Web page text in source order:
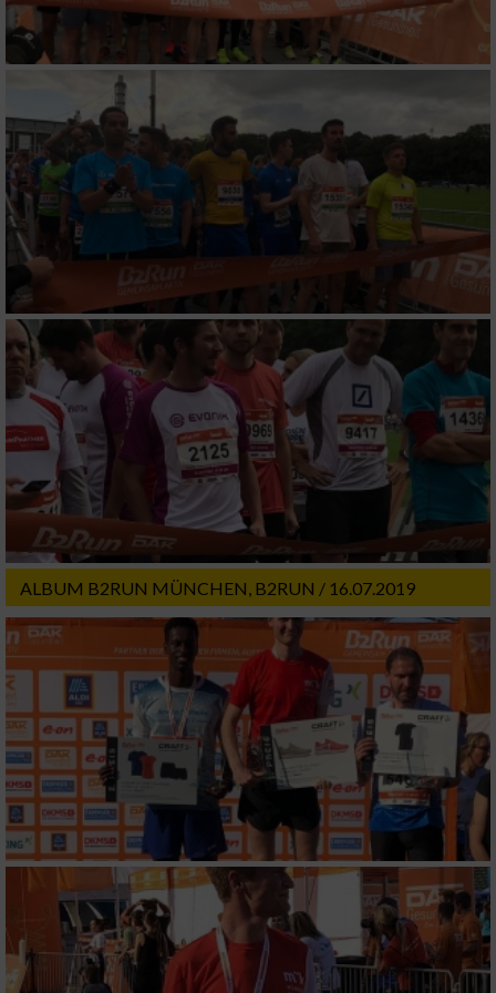
ALBUM B2RUN MÜNCHEN, B2RUN / 16.07.2019
Werbung